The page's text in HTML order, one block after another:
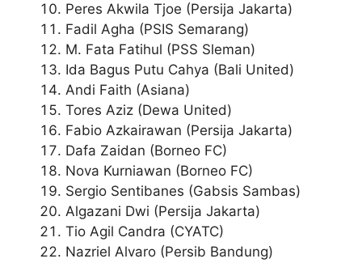
Peres Akwila Tjoe (Persija Jakarta)
Fadil Agha (PSIS Semarang)
M. Fata Fatihul (PSS Sleman)
Ida Bagus Putu Cahya (Bali United)
Andi Faith (Asiana)
Tores Aziz (Dewa United)
Fabio Azkairawan (Persija Jakarta)
Dafa Zaidan (Borneo FC)
Nova Kurniawan (Borneo FC)
Sergio Sentibanes (Gabsis Sambas)
Algazani Dwi (Persija Jakarta)
Tio Agil Candra (CYATC)
Nazriel Alvaro (Persib Bandung)